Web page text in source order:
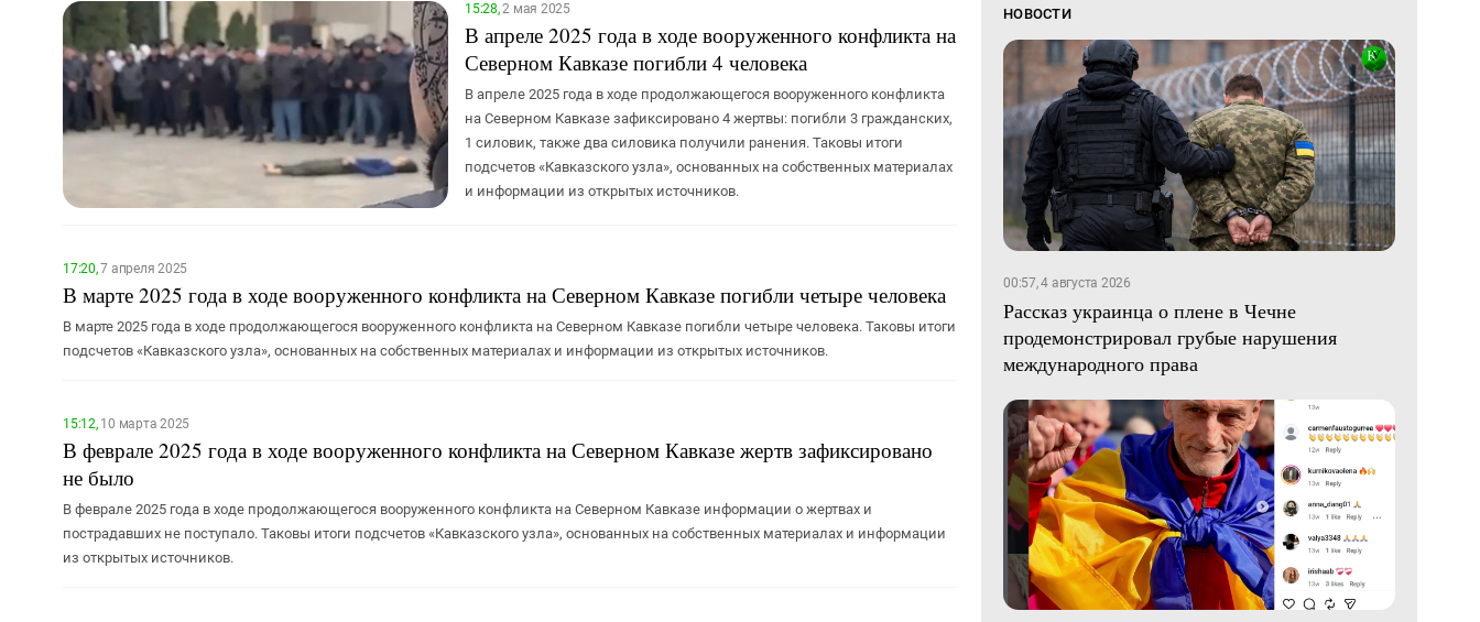
15:28,2 мая 2025
В апреле 2025 года в ходе вооруженного конфликта на
Северном Кавказе погибли 4 человека
В апреле 2025 года в ходе продолжающегося вооруженного конфликта
на Северном Кавказе зафиксировано 4 жертвы: погибли 3 гражданских,
1 силовик, также два силовика получили ранения. Таковы итоги
подсчетов «Кавказского узла», основанных на собственных материалах
и информации из открытых источников.
17:20,7 апреля 2025
В марте 2025 года в ходе вооруженного конфликта на Северном Кавказе погибли четыре человека
В марте 2025 года в ходе продолжающегося вооруженного конфликта на Северном Кавказе погибли четыре человека. Таковы итоги
подсчетов «Кавказского узла», основанных на собственных материалах и информации из открытых источников.
15:12,10 марта 2025
В феврале 2025 года в ходе вооруженного конфликта на Северном Кавказе жертв зафиксировано
не было
В феврале 2025 года в ходе продолжающегося вооруженного конфликта на Северном Кавказе информации о жертвах и
пострадавших не поступало. Таковы итоги подсчетов «Кавказского узла», основанных на собственных материалах и информации
из открытых источников.
НОВОСТИ
00:57, 4 августа 2026
Рассказ украинца о плене в Чечне
продемонстрировал грубые нарушения
международного права